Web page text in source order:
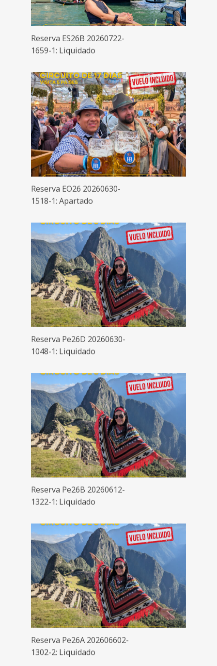
Reserva ES26B 20260722-
1659-1: Liquidado
Reserva EO26 20260630-
1518-1: Apartado
Reserva Pe26D 20260630-
1048-1: Liquidado
Reserva Pe26B 20260612-
1322-1: Liquidado
Reserva Pe26A 202606602-
1302-2: Liquidado